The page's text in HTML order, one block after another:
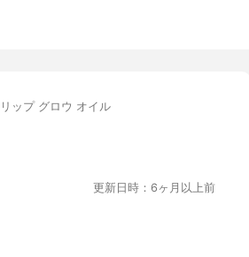
ップ グロウ オイル
更新日時：6ヶ月以上前